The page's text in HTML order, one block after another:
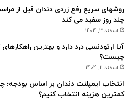
روشهای سریع رفع زردی دندان قبل از
چند روز سفید می کند
اسفند 3, 1404
آیا ارتودنسی درد دارد و بهترین
چیست؟
اسفند 2, 1404
انتخاب ایمپلنت دندان بر اساس بودجه؛
کمترین هزینه انتخاب کنیم؟